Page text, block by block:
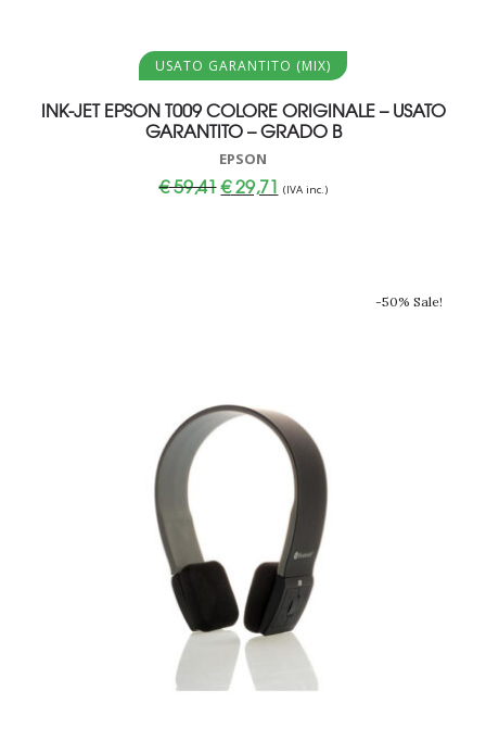
Aggiungi al carrello
USATO GARANTITO (MIX)
INK-JET EPSON T009 COLORE ORIGINALE – USATO
GARANTITO – GRADO B
EPSON
€59,41Il
prezzo
€29,71 Il
prezzo
(IVA inc.)
-50% Sale!